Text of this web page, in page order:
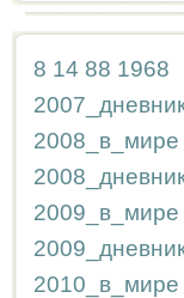
8 14 88 1968
2008_в_мире
2009_в_мире
2010_в_мире